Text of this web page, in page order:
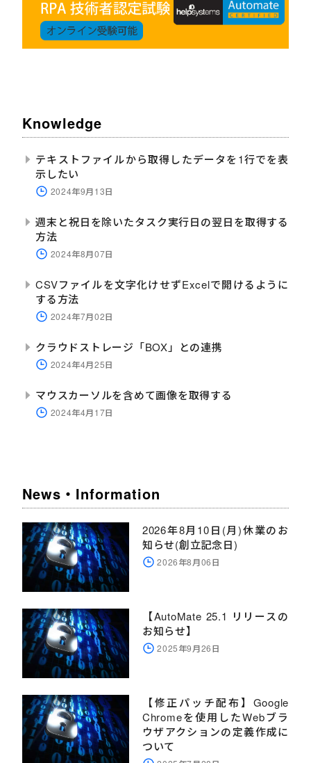
Knowledge
テキストファイルから取得したデータを1行でを表
示したい
2024年9月13日
週末と祝日を除いたタスク実行日の翌日を取得する
方法
2024年8月07日
CSVファイルを文字化けせずExcelで開けるように
する方法
2024年7月02日
クラウドストレージ「BOX」との連携
2024年4月25日
マウスカーソルを含めて画像を取得する
2024年4月17日
News・Information
2026年8月10日(月)休業のお
知らせ(創立記念日)
2026年8月06日
【AutoMate 25.1 リリースの
お知らせ】
2025年9月26日
【修正パッチ配布】Google
Chromeを使用したWebブラ
ウザアクションの定義作成に
ついて